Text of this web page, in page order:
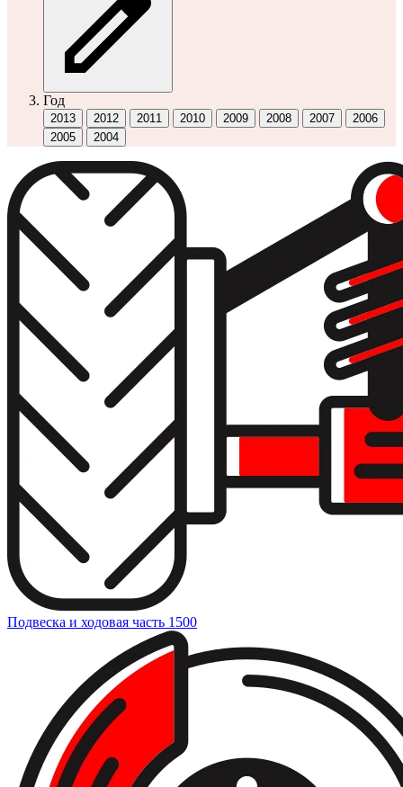
Год
2013 2012 2011 2010 2009 2008 2007
2006
2005
2004
Подвеска и ходовая часть 1500